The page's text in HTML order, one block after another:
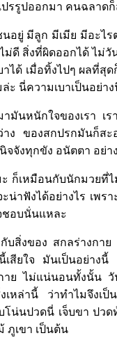
ปรรูปออกมา คนฉลาด
อยู่ มีลูก มีเมีย มีอะไ
ม่ดี สิ่งที่ผิดออกได้ ไม่
ได้ เมื่อทิ้งไปๆ ผลที่
ะ นี่ความเบาเป็นอย่า
มันหนักใจของเรา เ
าง ของสกปรกมันก็ส
จจังทุกขัง อนัตตา อย่า
ก็เหมือนกับนักมวยที่
ะน่าฟังได้อย่างไร เพ
ชอบนั่นแหละ
สิ่งของ สกลร่างกาย
เสียใจ มันเป็นอย่าง
าย ไม่แน่นอนทั้งนั้น
สิ่งเหล่านี้ ว่าทำไมจึ
บโน่นปวดนี่ เจ็บขา
ภูเขา เป็นต้น